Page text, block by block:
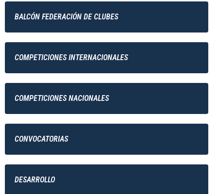
BALCÓN FEDERACIÓN DE CLUBES
COMPETICIONES INTERNACIONALES
COMPETICIONES NACIONALES
CONVOCATORIAS
DESARROLLO